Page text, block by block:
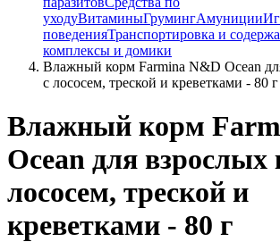
уходуВитаминыГрумингАмуниции
поведенияТранспортировка и
комплексы и домики
Влажный корм Farmina N&D Ocean
с лососем, треской и креветками - 80 г
Влажный корм
Ocean для взрослых
лососем, треской и
креветками - 80 г